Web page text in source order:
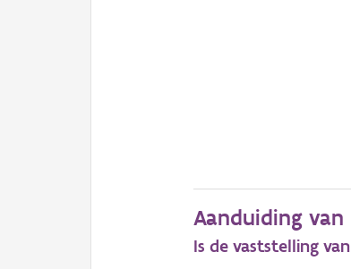
Aanduiding van
Is de vaststelling van